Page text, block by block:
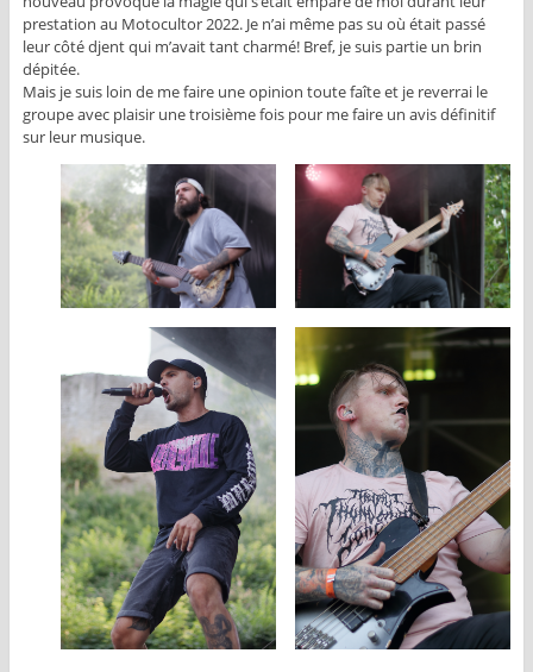
prestation au Motocultor 2022. Je n’ai même pas su où était passé
leur côté djent qui m’avait tant charmé! Bref, je suis partie un brin
dépitée.
Mais je suis loin de me faire une opinion toute faîte et je reverrai le
groupe avec plaisir une troisième fois pour me faire un avis définitif
sur leur musique.